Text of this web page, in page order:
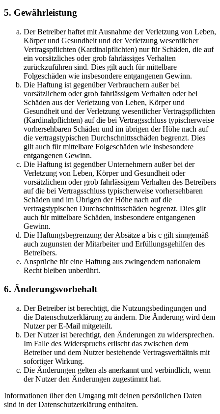
5. Gewährleistung
Der Betreiber haftet mit Ausnahme der Verletzung von Leben,
Körper und Gesundheit und der Verletzung wesentlicher
Vertragspflichten (Kardinalpflichten) nur für Schäden, die auf
ein vorsätzliches oder grob fahrlässiges Verhalten
zurückzuführen sind. Dies gilt auch für mittelbare
Folgeschäden wie insbesondere entgangenen Gewinn.
Die Haftung ist gegenüber Verbrauchern außer bei
vorsätzlichem oder grob fahrlässigem Verhalten oder bei
Schäden aus der Verletzung von Leben, Körper und
Gesundheit und der Verletzung wesentlicher Vertragspflichten
(Kardinalpflichten) auf die bei Vertragsschluss typischerweise
vorhersehbaren Schäden und im übrigen der Höhe nach auf
die vertragstypischen Durchschnittsschäden begrenzt. Dies
gilt auch für mittelbare Folgeschäden wie insbesondere
entgangenen Gewinn.
Die Haftung ist gegenüber Unternehmern außer bei der
Verletzung von Leben, Körper und Gesundheit oder
vorsätzlichem oder grob fahrlässigem Verhalten des Betreibers
auf die bei Vertragsschluss typischerweise vorhersehbaren
Schäden und im Übrigen der Höhe nach auf die
vertragstypischen Durchschnittsschäden begrenzt. Dies gilt
auch für mittelbare Schäden, insbesondere entgangenen
Gewinn.
Die Haftungsbegrenzung der Absätze a bis c gilt sinngemäß
auch zugunsten der Mitarbeiter und Erfüllungsgehilfen des
Betreibers.
Ansprüche für eine Haftung aus zwingendem nationalem
Recht bleiben unberührt.
6. Änderungsvorbehalt
Der Betreiber ist berechtigt, die Nutzungsbedingungen und
die Datenschutzerklärung zu ändern. Die Änderung wird dem
Nutzer per E-Mail mitgeteilt.
Der Nutzer ist berechtigt, den Änderungen zu widersprechen.
Im Falle des Widerspruchs erlischt das zwischen dem
Betreiber und dem Nutzer bestehende Vertragsverhältnis mit
sofortiger Wirkung.
Die Änderungen gelten als anerkannt und verbindlich, wenn
der Nutzer den Änderungen zugestimmt hat.
Informationen über den Umgang mit deinen persönlichen Daten
sind in der Datenschutzerklärung enthalten.